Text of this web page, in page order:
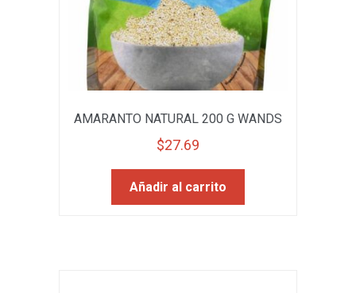
AMARANTO NATURAL 200 G WANDS
$27.69
Añadir al carrito